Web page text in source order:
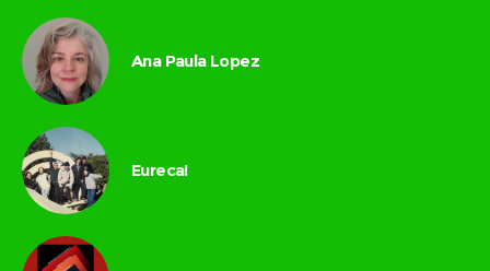
Ana Paula Lopez
Eureca!